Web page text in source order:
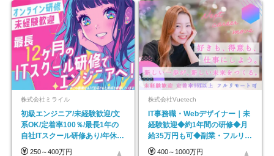
株式会社ミライル
初級エンジニア/未経験歓迎/文
系OK/定着率100％/最長1年の
自社ITスクール研修あり/年休
130日
250～400万円
株式会社Vuetech
IT事務職・Webデザイナー｜未
経験歓迎◆約1年間の研修◆月
給35万円も可◆副業・フルリモ
ート可◆年休126日
400～1000万円